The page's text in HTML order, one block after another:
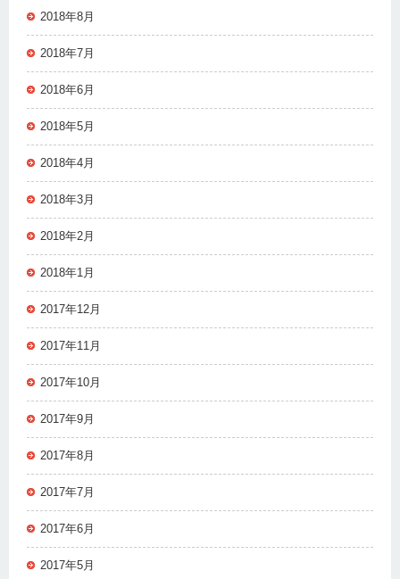
2018年8月
2018年7月
2018年6月
2018年5月
2018年4月
2018年3月
2018年2月
2018年1月
2017年12月
2017年11月
2017年10月
2017年9月
2017年8月
2017年7月
2017年6月
2017年5月